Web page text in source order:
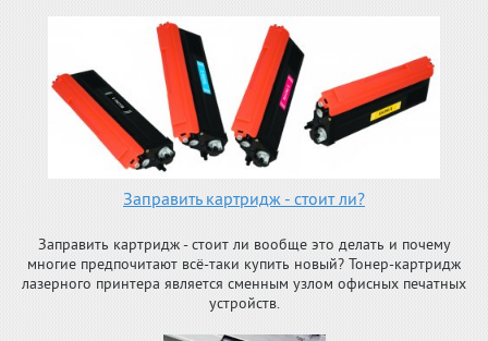
Заправить картридж - стоит ли?
Заправить картридж - стоит ли вообще это делать и почему
многие предпочитают всё-таки купить новый? Тонер-картридж
лазерного принтера является сменным узлом офисных печатных
устройств.